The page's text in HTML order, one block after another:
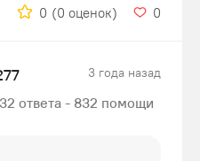
0 (0 оценок) 0
3 года назад
ответа - 832 помощи